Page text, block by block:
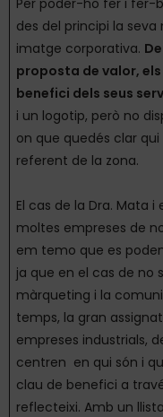
des del principi la
imatge corporativa.
proposta de valor,
benefici dels seus
i un logotip, però no
on que quedés clar
referent de la zona.
El cas de la Dra. Mata
moltes empreses de
em temo que es
ja que en el cas de no
màrqueting i la
temps, la gran
empreses industrials,
centren en qui són i
clau de benefici a
reflecteixi. Amb un